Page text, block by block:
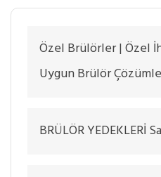
Özel Brülörler | Özel
Uygun Brülör
BRÜLÖR YEDEKLERİ